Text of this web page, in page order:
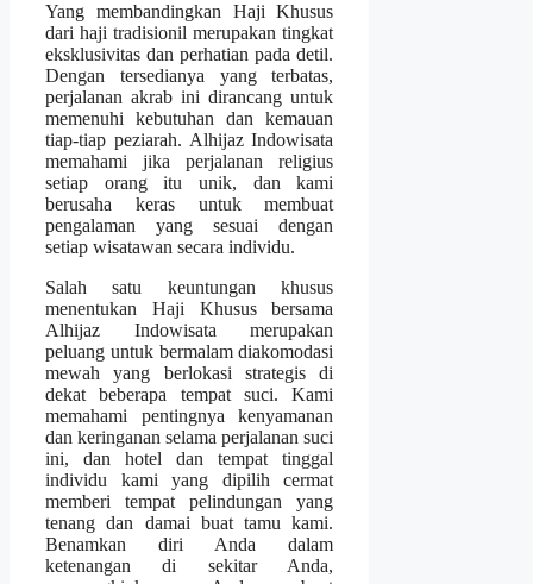
Yang membandingkan Haji Khusus
dari haji tradisionil merupakan tingkat
eksklusivitas dan perhatian pada detil.
Dengan tersedianya yang terbatas,
perjalanan akrab ini dirancang untuk
memenuhi kebutuhan dan kemauan
tiap-tiap peziarah. Alhijaz Indowisata
memahami jika perjalanan religius
setiap orang itu unik, dan kami
berusaha keras untuk membuat
pengalaman yang sesuai dengan
setiap wisatawan secara individu.
Salah satu keuntungan khusus
menentukan Haji Khusus bersama
Alhijaz Indowisata merupakan
peluang untuk bermalam diakomodasi
mewah yang berlokasi strategis di
dekat beberapa tempat suci. Kami
memahami pentingnya kenyamanan
dan keringanan selama perjalanan suci
ini, dan hotel dan tempat tinggal
individu kami yang dipilih cermat
memberi tempat pelindungan yang
tenang dan damai buat tamu kami.
Benamkan diri Anda dalam
ketenangan di sekitar Anda,